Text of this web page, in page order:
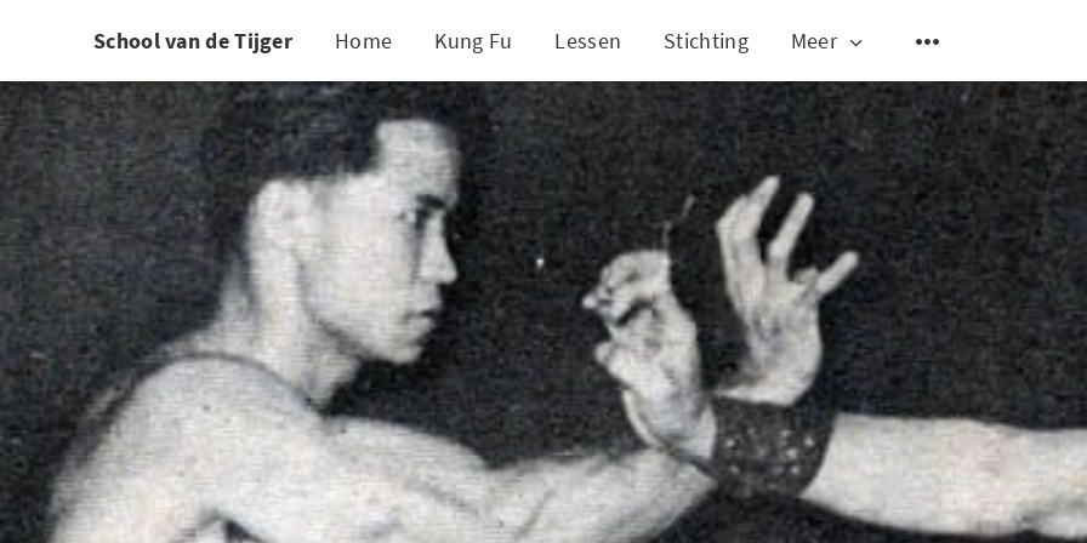
School van de Tijger Home Kung Fu Lessen Stichting Meer